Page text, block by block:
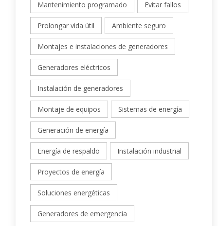
Mantenimiento programado Evitar fallos
Prolongar vida útil Ambiente seguro
Montajes e instalaciones de generadores
Generadores eléctricos
Instalación de generadores
Montaje de equipos Sistemas de energía
Generación de energía
Energía de respaldo Instalación industrial
Proyectos de energía
Soluciones energéticas
Generadores de emergencia